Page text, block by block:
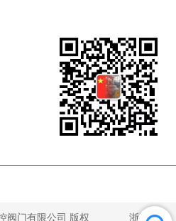
阀门有限公司 版权 浙ICP备